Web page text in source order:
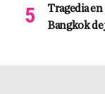
Tragedia
Bangkok